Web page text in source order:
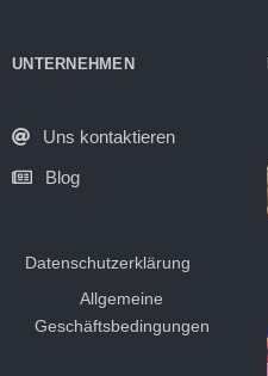
UNTERNEHMEN
Uns kontaktieren
Blog
Datenschutzerklärung
Allgemeine
Geschäftsbedingungen